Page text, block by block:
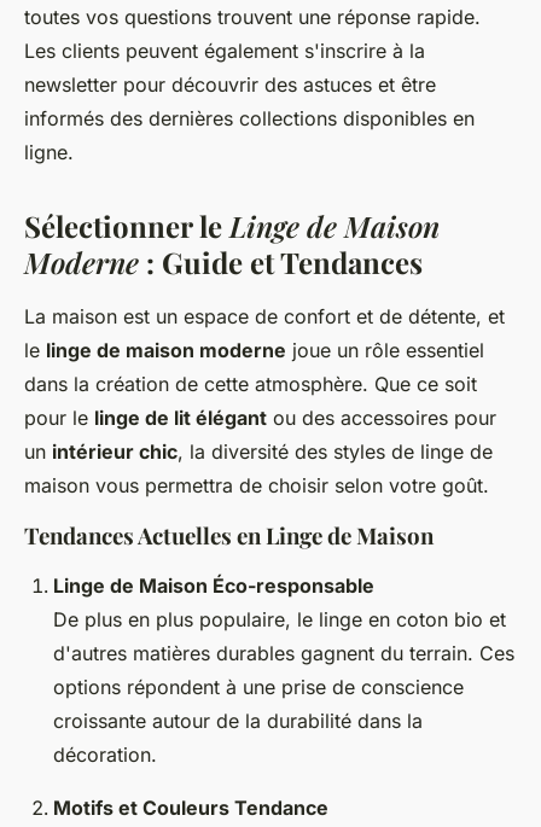
toutes vos questions trouvent une réponse rapide.
Les clients peuvent également s'inscrire à la
newsletter pour découvrir des astuces et être
informés des dernières collections disponibles en
ligne.
Sélectionner le Linge de Maison
Moderne : Guide et Tendances
La maison est un espace de confort et de détente, et
le linge de maison moderne joue un rôle essentiel
dans la création de cette atmosphère. Que ce soit
pour le linge de lit élégant ou des accessoires pour
un intérieur chic, la diversité des styles de linge de
maison vous permettra de choisir selon votre goût.
Tendances Actuelles en Linge de Maison
Linge de Maison Éco-responsable
De plus en plus populaire, le linge en coton bio et
d'autres matières durables gagnent du terrain. Ces
options répondent à une prise de conscience
croissante autour de la durabilité dans la
décoration.
Motifs et Couleurs Tendance